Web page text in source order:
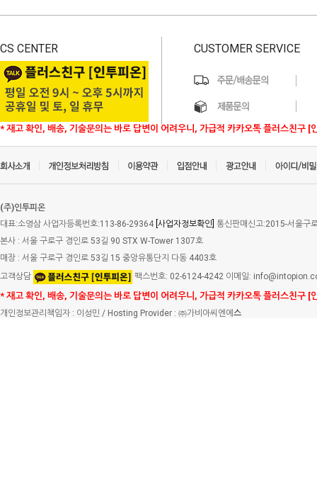
CS CENTER
* 재고 확인, 배송, 기술문의는 바로 답변이 어려우니, 가급적 카카오톡 플러스친구 [
CUSTOMER SERVICE
(주)인투피온
대표:소영삼 사업자등록번호:113-86-29364 [사업자정보확인] 통신판매신고:2015-서울구
본사 : 서울 구로구 경인로 53길 90 STX W-Tower 1307호
매장 : 서울 구로구 경인로 53길 15 중앙유통단지 다동 4403호
고객상담
팩스번호: 02-6124-4242 이메일:
* 재고 확인, 배송, 기술문의는 바로 답변이 어려우니, 가급적 카카오톡 플러스친구 [
개인정보관리책임자 : 이성민 / Hosting Provider : ㈜가비아씨엔에 스